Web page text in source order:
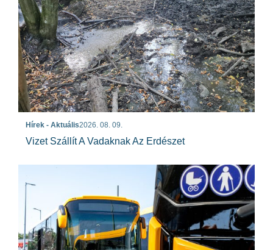
Hírek - Aktuális2026. 08. 09.
Vizet Szállít A Vadaknak Az Erdészet